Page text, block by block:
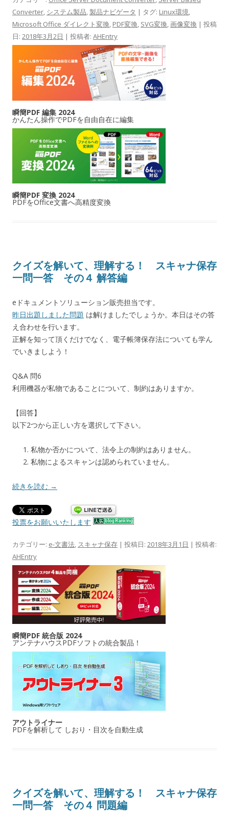
Converter, システム製品,製品ナビゲータ | タグ: Linux環境,
Microsoft Office ダイレクト変換, PDF変換, SVG変換,画像変換 | 投稿
日: 2018年3月2日 | 投稿者: AHEntry
瞬簡PDF 編集 2024
かんたん操作でPDFを自由自在に編集
瞬簡PDF 変換 2024
PDFをOffice文書へ高精度変換
クイズを解いて、理解する！ スキャナ保存
一問一答 その４ 解答編
eドキュメントソリューション販売担当です。
昨日出題しました問題 は解けましたでしょうか。本日はその答
え合わせを行います。
正解を知って頂くだけでなく、電子帳簿保存法についても学ん
でいきましよう！
Q&A 問6
利用機器が私物であることについて、制約はありますか。
【回答】
以下2つから正しい方を選択して下さい。
私物か否かについて、法令上の制約はありません。
私物によるスキャンは認められていません。
続きを読む →
投票をお願いいたします
カテゴリー: e-文書法, スキャナ保存 | 投稿日: 2018年3月1日 | 投稿者:
AHEntry
瞬簡PDF 統合版 2024
アンテナハウスPDFソフトの統合製品！
アウトライナー
PDFを解析して しおり・目次を自動生成
クイズを解いて、理解する！ スキャナ保存
一問一答 その４ 問題編